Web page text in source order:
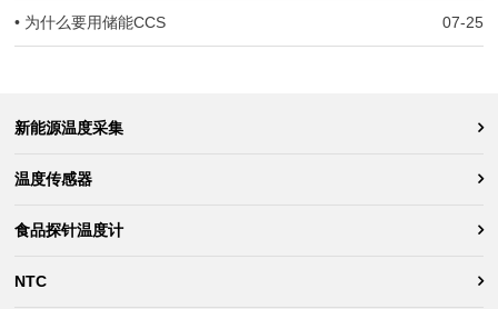
07-25
• 为什么要用储能CCS
新能源温度采集
温度传感器
食品探针温度计
NTC